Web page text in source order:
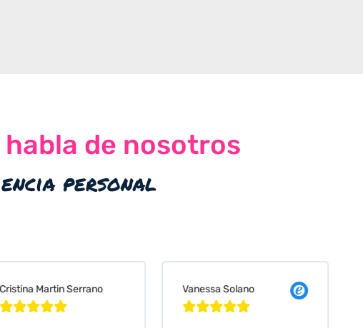
de nosotros
personal
Vanessa Solano

Judit Bonet Pardell
